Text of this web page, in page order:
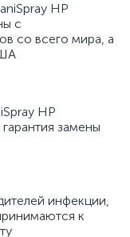
HP
с
со всего мира, а
HP
замены
инфекции,
к